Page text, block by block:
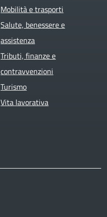
Mobilità e trasporti
Salute, benessere e
assistenza
Tributi, finanze e
contravvenzioni
Turismo
Vita lavorativa